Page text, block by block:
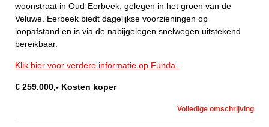
woonstraat in Oud-Eerbeek, gelegen in het groen van de
Veluwe. Eerbeek biedt dagelijkse voorzieningen op
loopafstand en is via de nabijgelegen snelwegen uitstekend
bereikbaar.
Klik hier voor verdere informatie op Funda.
€ 259.000,- Kosten koper
Volledige omschrijving